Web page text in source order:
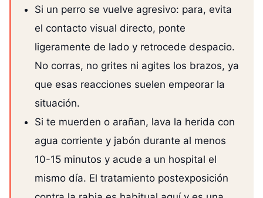
Si un perro se vuelve agresivo: para, evita
el contacto visual directo, ponte
ligeramente de lado y retrocede despacio.
No corras, no grites ni agites los brazos, ya
que esas reacciones suelen empeorar la
situación.
Si te muerden o arañan, lava la herida con
agua corriente y jabón durante al menos
10-15 minutos y acude a un hospital el
mismo día. El tratamiento postexposición